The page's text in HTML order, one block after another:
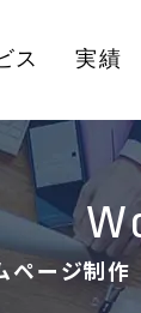
ス 実績
ページ制